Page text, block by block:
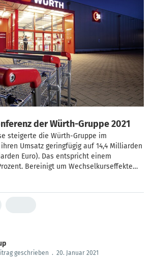
der Würth-Gruppe 2021
steigerte die Würth-Gruppe im
Umsatz geringfügig auf 14,4 Milliarden
Euro). Das entspricht einem
Bereinigt um Wechselkurseffekte
Prozent. Das Betriebsergebnis liegt mit 775
geschrieben . 20. Januar 2021